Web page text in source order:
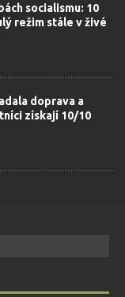
socialismu: 10
režim stále v živé
doprava a
získají 10/10